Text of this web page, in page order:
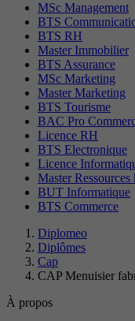
MSc Management
BTS
BTS RH
Master Immobilier
BTS Assurance
MSc Marketing
Master Marketing
BTS Tourisme
BAC Pro
Licence RH
BTS Electronique
Licence
Master Ressources
BUT Informatique
BTS Commerce
Diplomeo
Diplômes
Cap
CAP Menuisier
À propos